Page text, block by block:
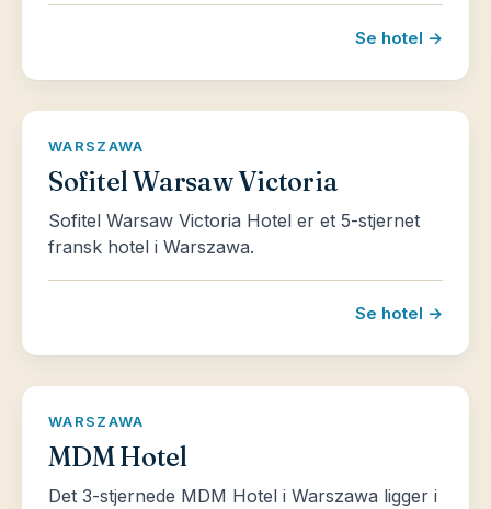
Se hotel →
WARSZAWA
Sofitel Warsaw Victoria
Sofitel Warsaw Victoria Hotel er et 5-stjernet
fransk hotel i Warszawa.
Se hotel →
WARSZAWA
MDM Hotel
Det 3-stjernede MDM Hotel i Warszawa ligger i